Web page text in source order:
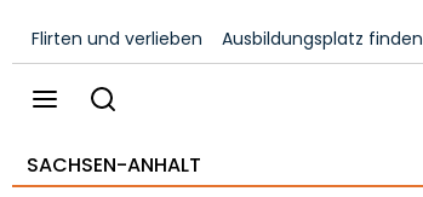
Flirten und verlieben Ausbildungsplatz finden
SACHSEN-ANHALT